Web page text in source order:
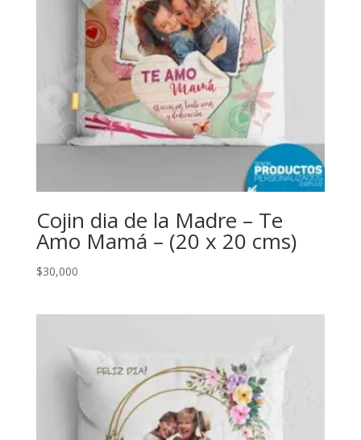
Cojin dia de la Madre – Te
Amo Mamá – (20 x 20 cms)
$30,000